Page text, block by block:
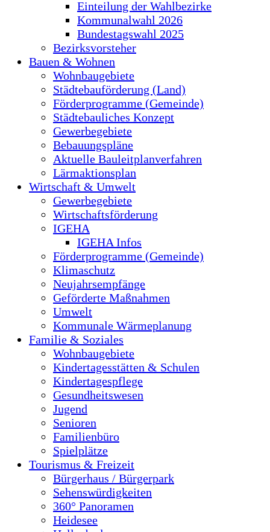
Einteilung der Wahlbezirke
Kommunalwahl 2026
Bundestagswahl 2025
Bezirksvorsteher
Bauen & Wohnen
Wohnbaugebiete
Städtebauförderung (Land)
Förderprogramme (Gemeinde)
Städtebauliches Konzept
Gewerbegebiete
Bebauungspläne
Aktuelle Bauleitplanverfahren
Lärmaktionsplan
Wirtschaft & Umwelt
Gewerbegebiete
Wirtschaftsförderung
IGEHA
IGEHA Infos
Förderprogramme (Gemeinde)
Klimaschutz
Neujahrsempfänge
Geförderte Maßnahmen
Umwelt
Kommunale Wärmeplanung
Familie & Soziales
Wohnbaugebiete
Kindertagesstätten & Schulen
Kindertagespflege
Gesundheitswesen
Jugend
Senioren
Familienbüro
Spielplätze
Tourismus & Freizeit
Bürgerhaus / Bürgerpark
Sehenswürdigkeiten
360° Panoramen
Heidesee